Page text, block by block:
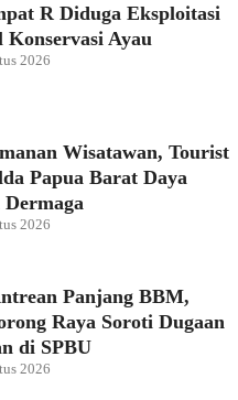
R Diduga Eksploitasi
Ayau
2026
Wisatawan, Tourist
Papua Barat Daya
2026
Panjang BBM,
Raya Soroti Dugaan
di SPBU
2026